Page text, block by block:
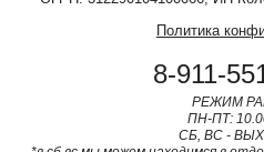
Политика
8-911-
РЕЖИМ
ПН-ПТ:
СБ, ВС -